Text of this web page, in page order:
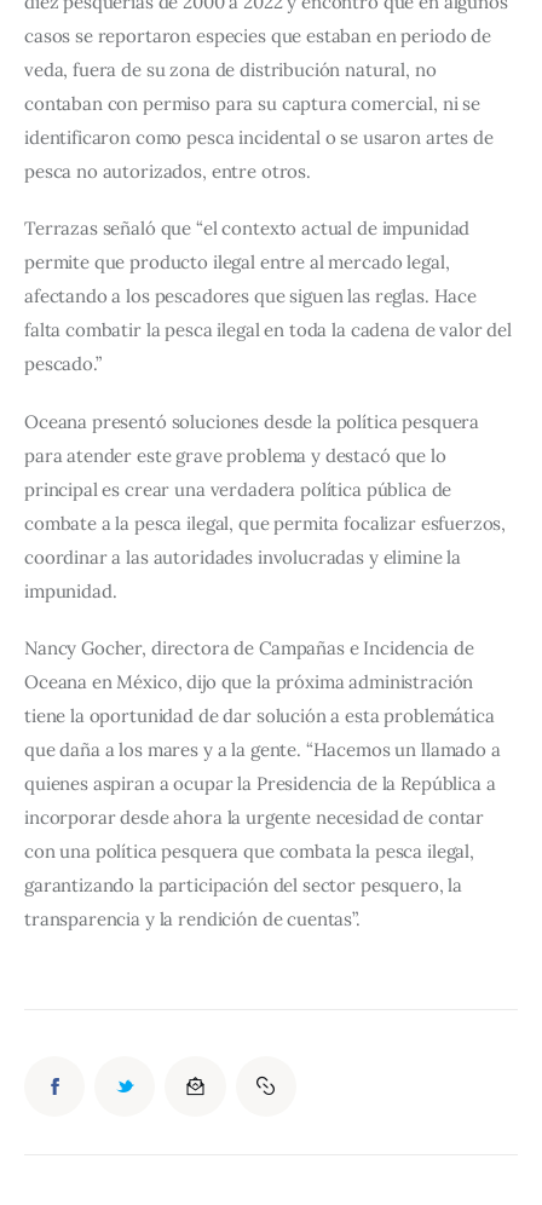
casos se reportaron especies que estaban en periodo de
veda, fuera de su zona de distribución natural, no
contaban con permiso para su captura comercial, ni se
identificaron como pesca incidental o se usaron artes de
pesca no autorizados, entre otros.
Terrazas señaló que “el contexto actual de impunidad
permite que producto ilegal entre al mercado legal,
afectando a los pescadores que siguen las reglas. Hace
falta combatir la pesca ilegal en toda la cadena de valor del
pescado.”
Oceana presentó soluciones desde la política pesquera
para atender este grave problema y destacó que lo
principal es crear una verdadera política pública de
combate a la pesca ilegal, que permita focalizar esfuerzos,
coordinar a las autoridades involucradas y elimine la
impunidad.
Nancy Gocher, directora de Campañas e Incidencia de
Oceana en México, dijo que la próxima administración
tiene la oportunidad de dar solución a esta problemática
que daña a los mares y a la gente. “Hacemos un llamado a
quienes aspiran a ocupar la Presidencia de la República a
incorporar desde ahora la urgente necesidad de contar
con una política pesquera que combata la pesca ilegal,
garantizando la participación del sector pesquero, la
transparencia y la rendición de cuentas”.